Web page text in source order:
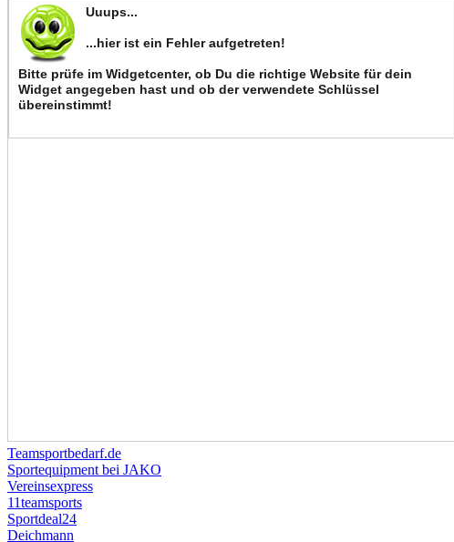
Teamsportbedarf.de
Sportequipment bei JAKO
Vereinsexpress
11teamsports
Sportdeal24
Deichmann